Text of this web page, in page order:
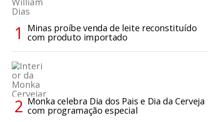
Minas proíbe venda de leite reconstituído
com produto importado
Monka celebra Dia dos Pais e Dia da Cerveja
com programação especial